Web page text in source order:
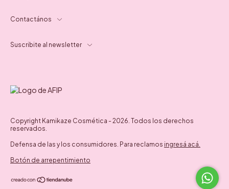
Contactános
Suscribite al newsletter
Copyright Kamikaze Cosmética - 2026. Todos los derechos
reservados.
Defensa de las y los consumidores. Para reclamos ingresá acá.
Botón de arrepentimiento